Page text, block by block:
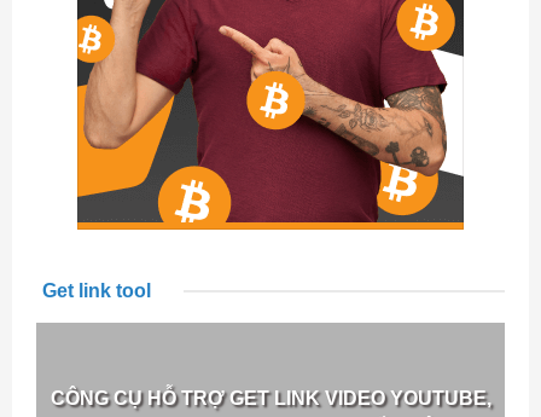
Get link tool
CÔNG CỤ HỖ TRỢ GET LINK VIDEO YOUTUBE,